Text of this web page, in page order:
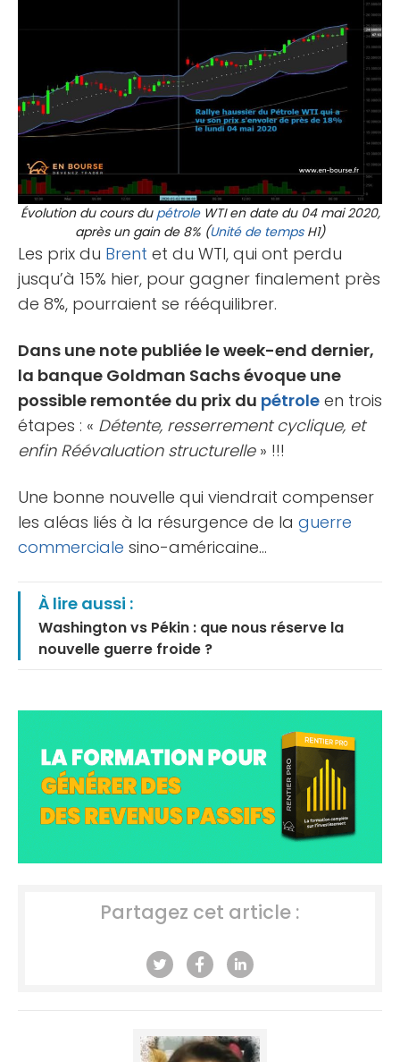
Évolution du cours du pétroleWTI en date du 04 mai 2020,
après un gain de 8% (Unité de tempsH1)
Les prix du Brent et du WTI, qui ont perdu
jusqu’à 15% hier, pour gagner finalement près
de 8%, pourraient se rééquilibrer.
Dans une note publiée le week-end dernier,
la banque Goldman Sachs évoque une
possible remontée du prix du pétrole en trois
étapes : « Détente, resserrement cyclique, et
enfin Réévaluation structurelle» !!!
Une bonne nouvelle qui viendrait compenser
les aléas liés à la résurgence de la guerre
commerciale sino-américaine…
À lire aussi :
Washington vs Pékin : que nous réserve la
nouvelle guerre froide ?
Partagez cet article :